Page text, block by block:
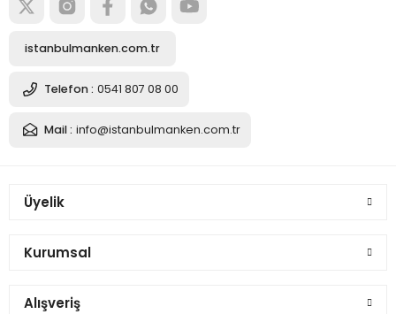
istanbulmanken.com.tr
Telefon : 0541 807 08 00
Mail : info@istanbulmanken.com.tr
Üyelik
Kurumsal
Alışveriş